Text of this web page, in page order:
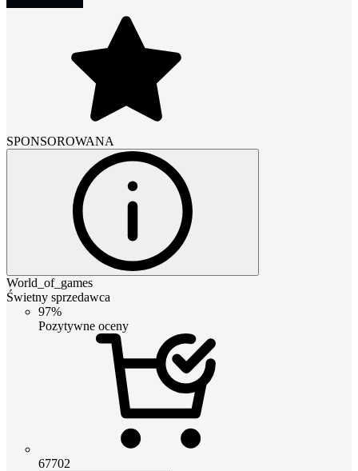
SPONSOROWANA
World_of_games
Świetny sprzedawca
97%
Pozytywne oceny
67702